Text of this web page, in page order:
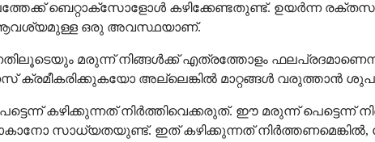
ബെറ്റാക്സോളോൾ കഴിക്കേണ്ടതുണ്ട്. ഉയർന്ന
ആവശ്യമുള്ള ഒരു അവസ്ഥയാണ്.
മരുന്ന് നിങ്ങൾക്ക് എത്രത്തോളം ഫലപ്രദമാണെന്ന്
ക്രമീകരിക്കുകയോ അല്ലെങ്കിൽ മാറ്റങ്ങൾ വരുത്താൻ
കഴിക്കുന്നത് നിർത്തിവെക്കരുത്. ഈ മരുന്ന് പെട്ടെന്ന്
സാധ്യതയുണ്ട്. ഇത് കഴിക്കുന്നത്